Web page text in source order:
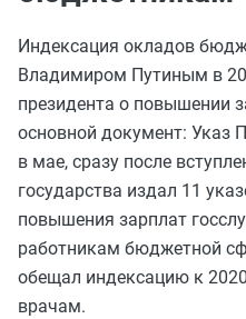
Индексация окладов
Владимиром Путиным в
президента о повышении
основной документ: Указ
в мае, сразу после
государства издал 11
повышения зарплат
работникам бюджетной
обещал индексацию к
врачам.